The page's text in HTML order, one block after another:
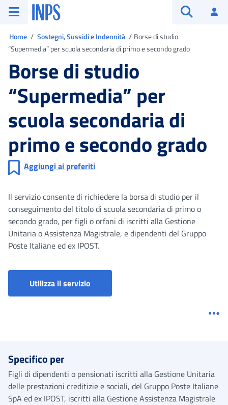
Vai al menu principale
Vai al contenuto principale
Vai al pie' di pagina
INPS ()
Home Sostegni, Sussidi e Indennità
Borse di studio
“Supermedia” per scuola secondaria di primo e secondo grado
Borse di studio
“Supermedia” per
scuola secondaria di
primo e secondo grado
Aggiungi ai preferiti
Il servizio consente di richiedere la borsa di studio per il
conseguimento del titolo di scuola secondaria di primo o
secondo grado, per figli o orfani di iscritti alla Gestione
Unitaria o Assistenza Magistrale, e dipendenti del Gruppo
Poste Italiane ed ex IPOST.
Utilizza il servizio
Specifico per
Figli di dipendenti o pensionati iscritti alla Gestione Unitaria
delle prestazioni creditizie e sociali, del Gruppo Poste Italiane
SpA ed ex IPOST, iscritti alla Gestione Assistenza Magistrale